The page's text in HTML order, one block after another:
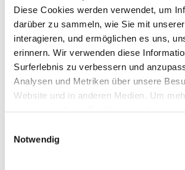
Diese Cookies werden verwendet, um
darüber zu sammeln, wie Sie mit
interagieren, und ermöglichen es uns,
erinnern. Wir verwenden diese
Surferlebnis zu verbessern und
Analysen und Metriken über unsere
Website und in anderen Medien. Um
Datenschutzerklärung
Notwendig
Imagepflege: Wenn ein
Abfindung zahlt, kann dies
das Ansehen des
und negative Auswirkungen auf
Betriebsklima zu vermeiden.
bei betriebsbedingten
Restrukturierungen kann eine
einem negativen Licht sehen
dass ihnen ungerecht